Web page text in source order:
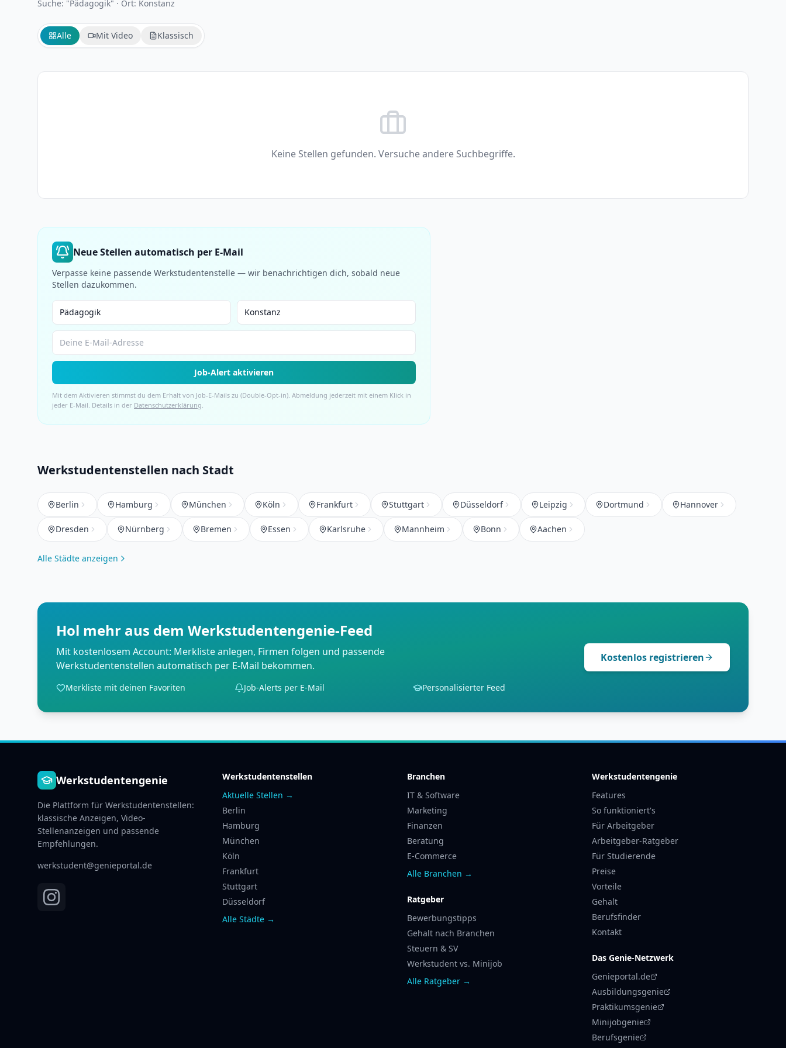
Suche: "Pädagogik" · Ort: Konstanz
Alle Mit Video Klassisch
Keine Stellen gefunden. Versuche andere Suchbegriffe.
Neue Stellen automatisch per E-Mail
Verpasse keine passende Werkstudentenstelle — wir benachrichtigen dich, sobald neue
Stellen dazukommen.
Job-Alert aktivieren
Mit dem Aktivieren stimmst du dem Erhalt von Job-E-Mails zu (Double-Opt-in). Abmeldung jederzeit mit einem Klick in
jeder E-Mail. Details in der Datenschutzerklärung.
Werkstudentenstellen nach Stadt
Berlin Hamburg München Köln Frankfurt Stuttgart Düsseldorf Leipzig Dortmund Hannover
Dresden Nürnberg Bremen Essen Karlsruhe Mannheim Bonn Aachen
Alle Städte anzeigen
Hol mehr aus dem Werkstudentengenie-Feed
Mit kostenlosem Account: Merkliste anlegen, Firmen folgen und passende
Werkstudentenstellen automatisch per E-Mail bekommen.
Merkliste mit deinen Favoriten Job-Alerts per E-Mail Personalisierter Feed
Kostenlos registrieren
Werkstudentengenie
Die Plattform für Werkstudentenstellen:
klassische Anzeigen, Video-
Stellenanzeigen und passende
Empfehlungen.
werkstudent@genieportal.de
Werkstudentenstellen
Aktuelle Stellen →
Berlin
Hamburg
München
Köln
Frankfurt
Stuttgart
Düsseldorf
Alle Städte →
Branchen
IT & Software
Marketing
Finanzen
Beratung
E-Commerce
Alle Branchen →
Ratgeber
Bewerbungstipps
Gehalt nach Branchen
Steuern & SV
Werkstudent vs. Minijob
Alle Ratgeber →
Werkstudentengenie
Features
So funktioniert's
Für Arbeitgeber
Arbeitgeber-Ratgeber
Für Studierende
Preise
Vorteile
Gehalt
Berufsfinder
Kontakt
Das Genie-Netzwerk
Genieportal.de
Ausbildungsgenie
Praktikumsgenie
Minijobgenie
Berufsgenie